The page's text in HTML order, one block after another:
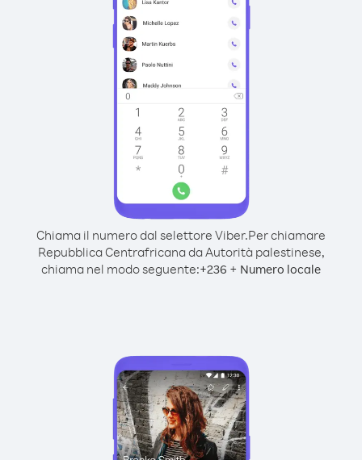
Chiama il numero dal selettore Viber.Per chiamare
Repubblica Centrafricana da Autorità palestinese,
chiama nel modo seguente:+236 + Numero locale